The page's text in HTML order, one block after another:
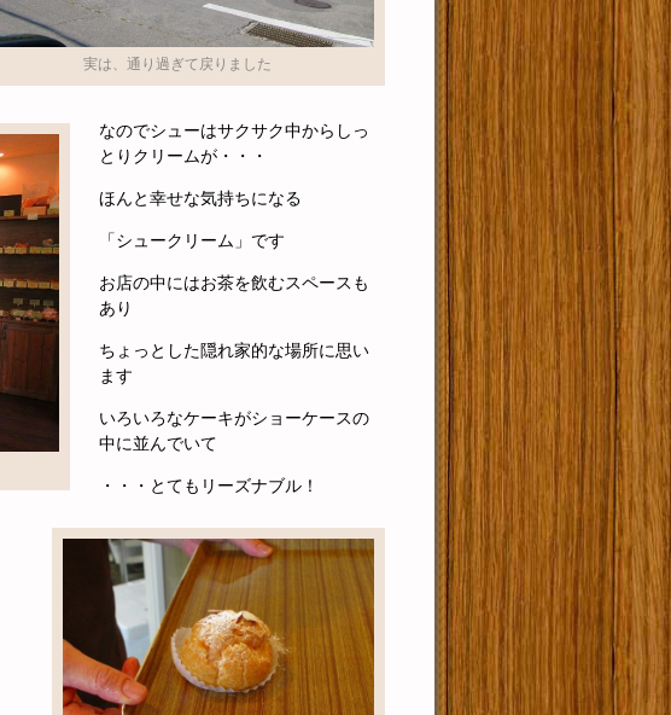
実は、通り過ぎて戻りました
なのでシューはサクサク中からしっ
とりクリームが・・・
ほんと幸せな気持ちになる
「シュークリーム」です
お店の中にはお茶を飲むスペースも
あり
ちょっとした隠れ家的な場所に思い
ます
いろいろなケーキがショーケースの
中に並んでいて
・・・とてもリーズナブル！